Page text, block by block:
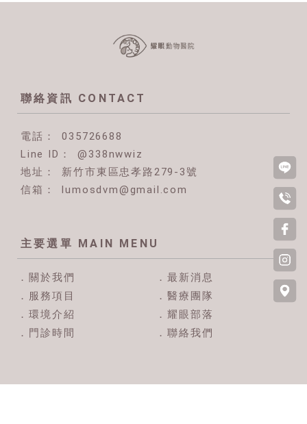
@338nwwiz
035726688
lumosdvm@gmail.com
新竹市東區忠孝路279-3號
關於我們
最新消息
服務項目
醫療團隊
環境介紹
耀眼部落
門診時間
聯絡我們